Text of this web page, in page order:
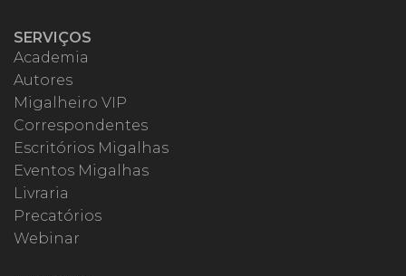
SERVIÇOS
Academia
Autores
Migalheiro VIP
Correspondentes
Escritórios Migalhas
Eventos Migalhas
Livraria
Precatórios
Webinar